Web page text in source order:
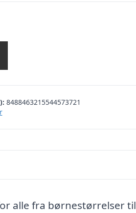
8488463215544573721
alle fra børnestørrelser til